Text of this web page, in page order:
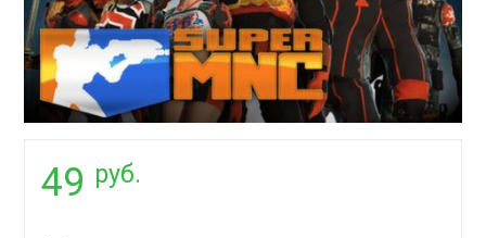
49 руб.